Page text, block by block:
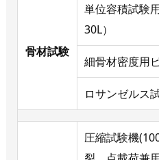
骨材試験
単位容積試験
30L）
細骨材密度用
ロサンゼルス
圧縮試験機